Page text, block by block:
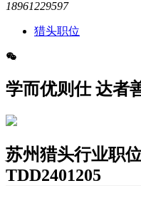
18961229597
猎头职位
学而优则仕 达者
苏州猎头行业职
TDD2401205